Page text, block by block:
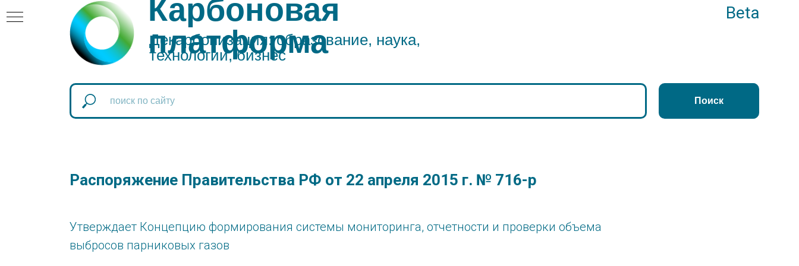
Beta
Карбоновая
платформа
Декарбонизация: образование, наука,
технологии, бизнес
Поиск
Распоряжение Правительства РФ от 22 апреля 2015 г. № 716-р
Утверждает Концепцию формирования системы мониторинга, отчетности и проверки объема
выбросов парниковых газов